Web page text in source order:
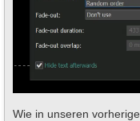
Wie in unseren